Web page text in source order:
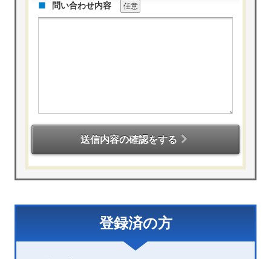
問い合わせ内容 任意
送信内容の確認をする
登録済の方